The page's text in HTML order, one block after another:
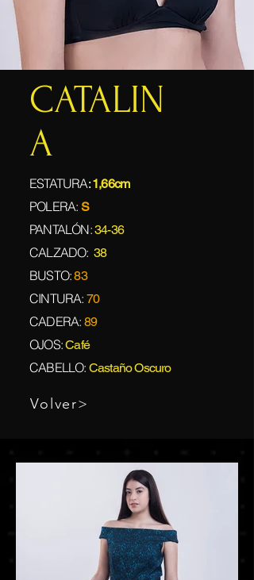
CATALIN
A
ESTATURA:1,66cm
POLERA: S
PANTALÓN:34-36
CALZADO: 38
BUSTO:83
CINTURA: 70
CADERA: 89
OJOS:Café
CABELLO: Castaño Oscuro
Volver>